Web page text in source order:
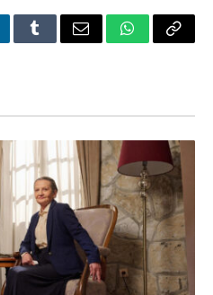
TumblrEmail WhatsApp
Copy